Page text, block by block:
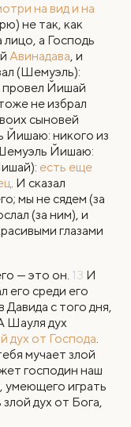
на вид и на
не так, как
а Господь
Авинадава, и
(Шемуэль):
Йишай
не избрал
сыновей
Йишаю: никого из
Йишаю:
есть еще
. И сказал
мы не сядем (за
(за ним), и
глазами
— это он. 13 И
его среди его
Давида с того дня,
Шауля дух
дух от Господа.
мучает злой
господин наш
умеющего играть
дух от Бога,